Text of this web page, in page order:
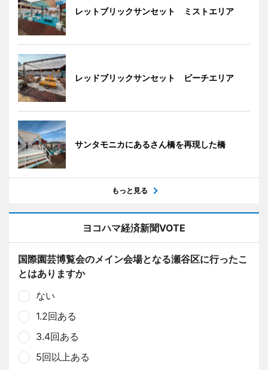
レットブリックサンセット ミストエリア
レッドブリックサンセット ビーチエリア
サンタモニカにあるさん橋を再現した橋
もっと見る
ヨコハマ経済新聞VOTE
国際園芸博覧会のメイン会場となる瀬谷区に行ったこ
とはありますか
ない
1.2回ある
3.4回ある
5回以上ある